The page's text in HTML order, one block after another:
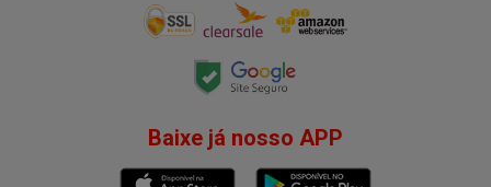
Baixe já nosso APP